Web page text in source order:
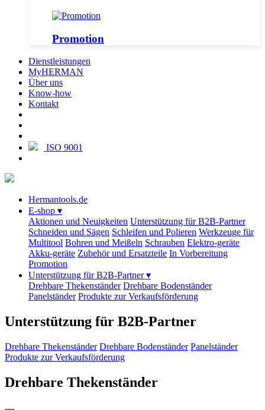
Promotion
Dienstleistungen
MyHERMAN
Über uns
Know-how
Kontakt
ISO 9001
Hermantools.de
E-shop ▾
Aktionen und Neuigkeiten Unterstützung für B2B-Partner
Schneiden und Sägen Schleifen und Polieren Werkzeuge für
Multitool Bohren und Meißeln Schrauben Elektro-geräte
Akku-geräte Zubehör und Ersatzteile In Vorbereitung
Promotion
Unterstützung für B2B-Partner▾
Drehbare Thekenständer Drehbare Bodenständer
Panelständer Produkte zur Verkaufsförderung
Unterstützung für B2B-Partner
Drehbare Thekenständer Drehbare Bodenständer Panelständer
Produkte zur Verkaufsförderung
Drehbare Thekenständer